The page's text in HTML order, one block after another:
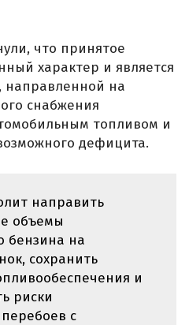
что принятое
характер и является
направленной на
снабжения
топливом и
дефицита.
направить
объемы
бензина на
сохранить
и
риски
с